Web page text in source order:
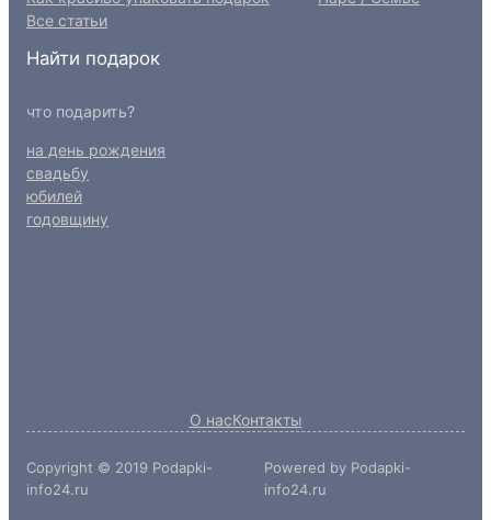
Все статьи
Найти подарок
что подарить?
на день рождения
свадьбу
юбилей
годовщину
О насКонтакты
Copyright © 2019 Podapki-
info24.ru
Powered by Podapki-
info24.ru